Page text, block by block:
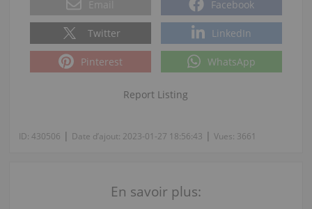
Email
Facebook
Twitter LinkedIn
Pinterest WhatsApp
Report Listing
ID: 430506 | Date d’ajout: 2023-01-27 18:56:43 | Vues: 3661
En savoir plus: